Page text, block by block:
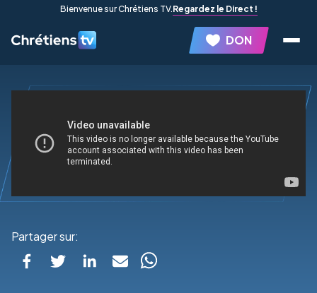
Bienvenue sur Chrétiens TV.Regardez le Direct !
DON
Partager sur: